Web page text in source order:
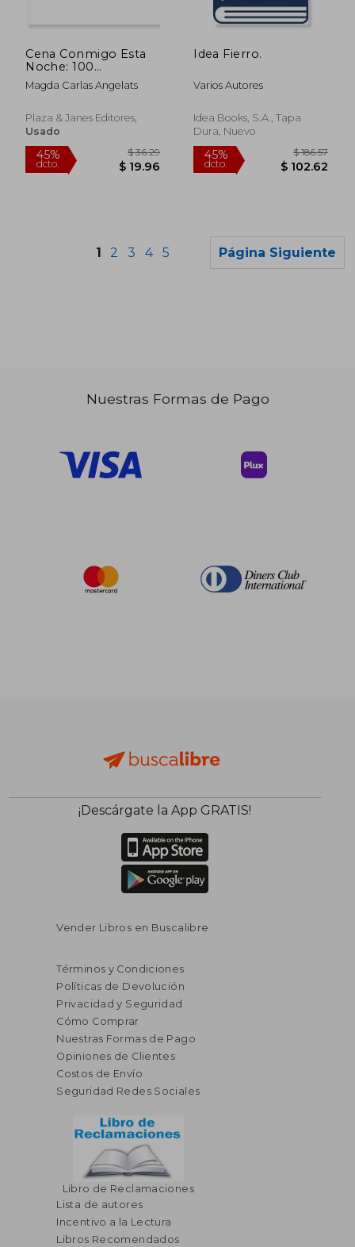
$ 79.62
$ 87.79
$ 48.28
45%
dcto.
Cena Conmigo Esta
Noche: 100
Restaurantes de
Barcelona
Magda Carlas Angelats
Plaza & Janes Editores,
Usado
45%
dcto.
$ 36.29
$ 19.96
Idea Fierro.
Varios Autores
Idea Books, S.A., Tapa
Dura, Nuevo
1 2 3 4 5 Página Siguiente
Nuestras Formas de Pago
¡Descárgate la App GRATIS!
Vender Libros en Buscalibre
Términos y Condiciones
Políticas de Devolución
Privacidad y Seguridad
Cómo Comprar
Nuestras Formas de Pago
Opiniones de Clientes
Costos de Envío
Seguridad Redes Sociales
Libro de Reclamaciones
Lista de autores
Incentivo a la Lectura
Libros Recomendados